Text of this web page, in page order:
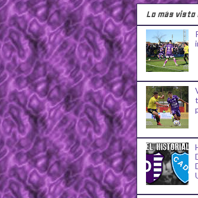
Lo más visto